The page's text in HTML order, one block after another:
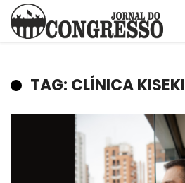
TAG: CLÍNICA KISEKI